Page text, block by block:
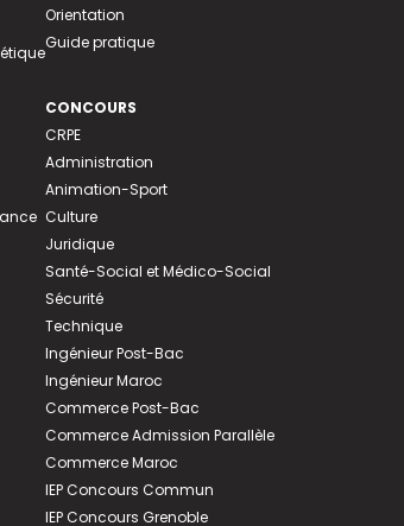
Orientation
Guide pratique
CONCOURS
CRPE
Administration
Animation-Sport
Culture
Juridique
Santé-Social et Médico-Social
Sécurité
Technique
Ingénieur Post-Bac
Ingénieur Maroc
Commerce Post-Bac
Commerce Admission Parallèle
Commerce Maroc
IEP Concours Commun
IEP Concours Grenoble